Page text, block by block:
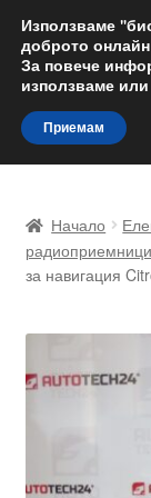
Skip
to
navigation
Skip
to
content
Доставка по
Контакт
Начало
за навигация
Използваме
доброто
За повече
използваме
Приемам